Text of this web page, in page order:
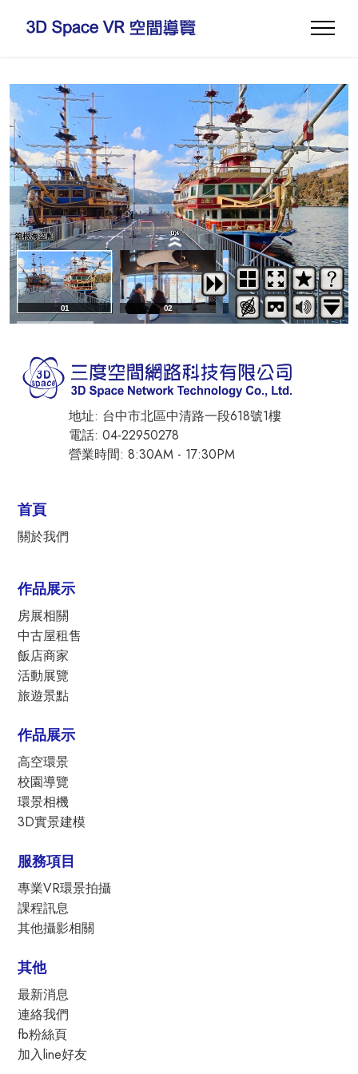
地址: 台中市北區中清路一段618號1樓
電話: 04-22950278
營業時間: 8:30AM - 17:30PM
首頁
關於我們
作品展示
房展相關
中古屋租售
飯店商家
活動展覽
旅遊景點
作品展示
高空環景
校園導覽
環景相機
3D實景建模
服務項目
專業VR環景拍攝
課程訊息
其他攝影相關
其他
最新消息
連絡我們
fb粉絲頁
加入line好友